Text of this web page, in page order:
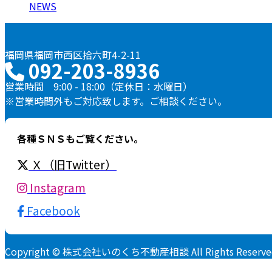
NEWS
福岡県福岡市西区拾六町4-2-11
092-203-8936
営業時間 9:00 - 18:00（定休日：水曜日）
※営業時間外もご対応致します。ご相談ください。
各種ＳＮＳもご覧ください。
Ｘ（旧Twitter）
Instagram
Facebook
Copyright © 株式会社いのくち不動産相談 All Rights